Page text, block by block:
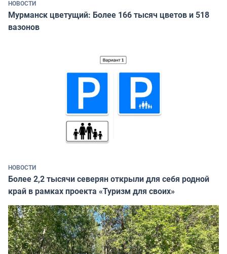
НОВОСТИ
Мурманск цветущий: Более 166 тысяч цветов и 518
вазонов
НОВОСТИ
Более 2,2 тысячи северян открыли для себя родной
край в рамках проекта «Туризм для своих»